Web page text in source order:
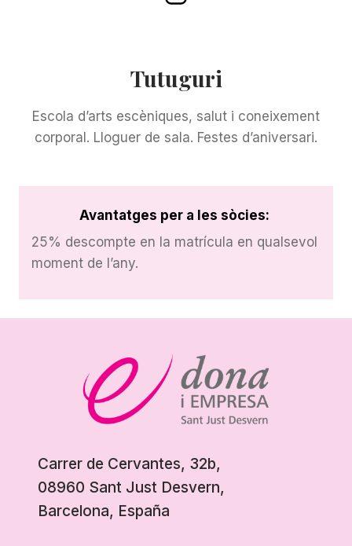
Tutuguri
Escola d’arts escèniques, salut i coneixement
corporal. Lloguer de sala. Festes d’aniversari.
Avantatges per a les sòcies:
25% descompte en la matrícula en qualsevol
moment de l’any.
Carrer de Cervantes, 32b,
08960 Sant Just Desvern,
Barcelona, España